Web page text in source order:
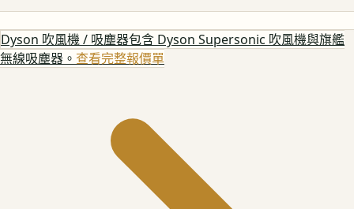
Dyson 吹風機 / 吸塵器包含 Dyson Supersonic 吹風機與旗艦
無線吸塵器。 查看完整報價單